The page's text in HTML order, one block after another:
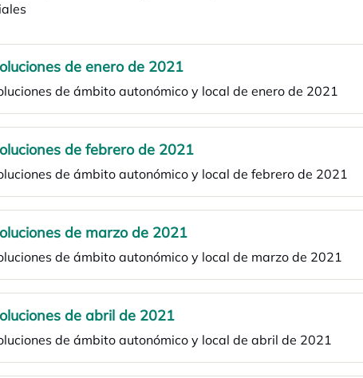
de enero de 2021
de ámbito autonómico y local de enero de 2021
de febrero de 2021
de ámbito autonómico y local de febrero de 2021
de marzo de 2021
de ámbito autonómico y local de marzo de 2021
de abril de 2021
de ámbito autonómico y local de abril de 2021